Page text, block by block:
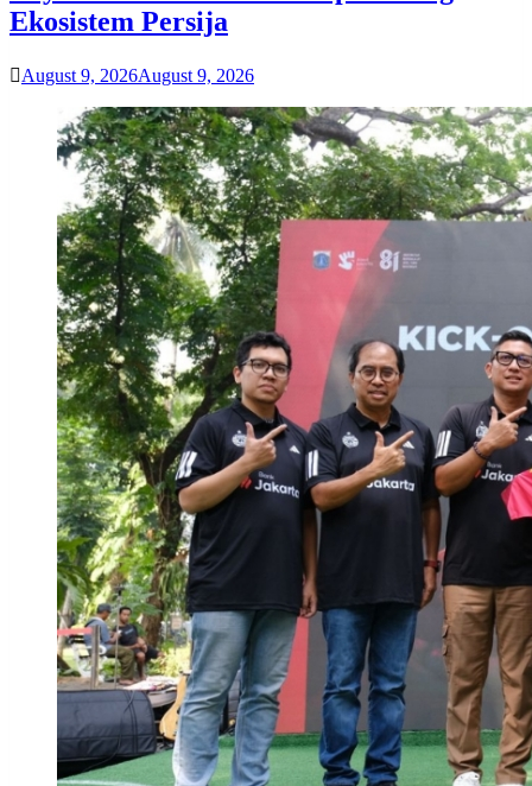
Ekosistem Persija
August 9, 2026August 9, 2026